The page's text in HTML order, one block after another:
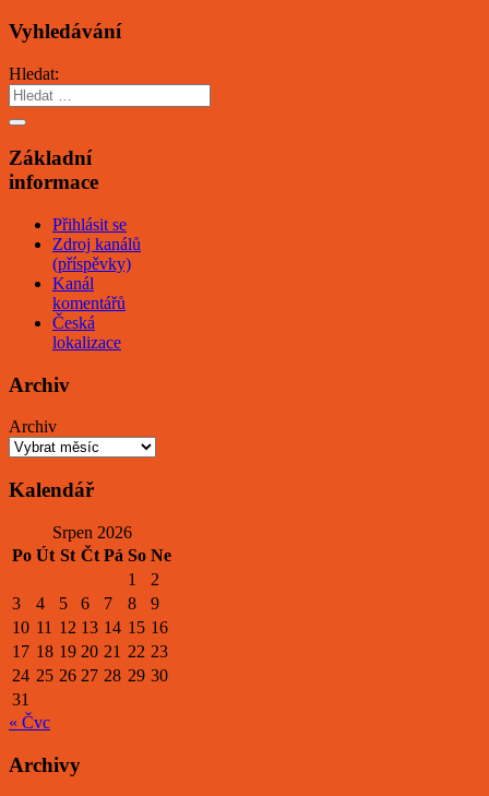
Vyhledávání
Hledat:
Základní
informace
Přihlásit se
Zdroj kanálů
(příspěvky)
Kanál
komentářů
Česká
lokalizace
Archiv
Archiv
Kalendář
Srpen 2026
Po Út St Čt Pá So Ne
1
2
3
4 5 6 7 8
9
10 11 12 13 14 15 16
17 18 19 20 21 22 23
24 25 26 27 28 29 30
31
« Čvc
Archivy